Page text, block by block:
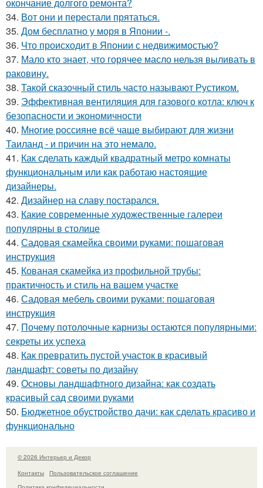
34. Вот они и перестали прятаться.
35. Дом бесплатно у моря в Японии -.
36. Что происходит в Японии с недвижимостью?
37. Мало кто знает, что горячее масло нельзя выливать в
раковину.
38. Такой сказочный стиль часто называют Рустиком.
39. Эффективная вентиляция для газового котла: ключ к
безопасности и экономичности
40. Многие россияне всё чаще выбирают для жизни
Таиланд - и причин на это немало.
41. Как сделать каждый квадратный метро комнаты
функциональным или как работаю настоящие
дизайнеры.
42. Дизайнер на славу постарался.
43. Какие современные художественные галереи
популярны в столице
44. Садовая скамейка своими руками: пошаговая
инструкция
45. Кованая скамейка из профильной трубы:
практичность и стиль на вашем участке
46. Садовая мебель своими руками: пошаговая
инструкция
47. Почему потолочные карнизы остаются популярными:
секреты их успеха
48. Как превратить пустой участок в красивый
ландшафт: советы по дизайну
49. Основы ландшафтного дизайна: как создать
красивый сад своими руками
50. Бюджетное обустройство дачи: как сделать красиво и
функционально
© 2026 Интерьер и Декор
Контакты
Пользовательское соглашение